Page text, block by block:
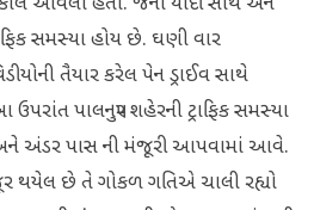
સમસ્યા હોય છે. ઘણી વાર
તૈયાર કરેલ પેન ડ્રાઈવ સાથે
પાલનપુર શહેરની ટ્રાફિક સમસ્યા
અંડર પાસ ની મંજૂરી આપવામાં આવે.
છે તે ગોકળ ગતિએ ચાલી રહ્યો